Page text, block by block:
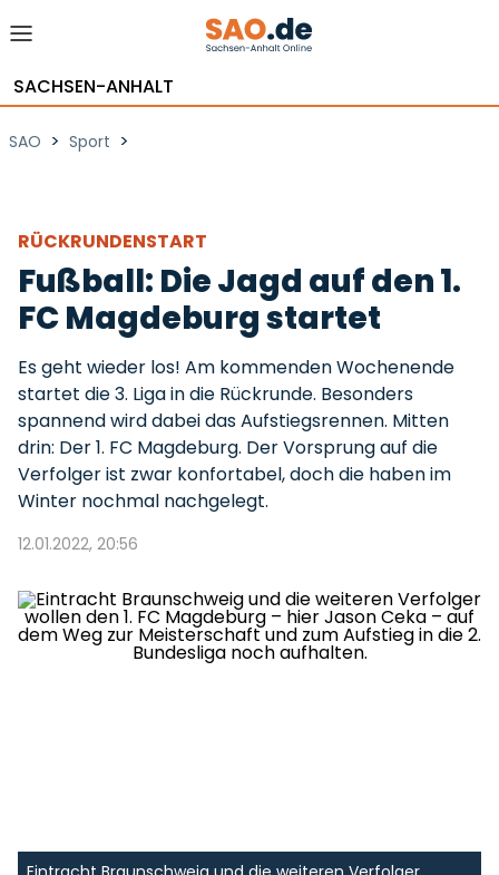
SACHSEN-ANHALT
SAO > Sport >
RÜCKRUNDENSTART
Fußball: Die Jagd auf den 1.
FC Magdeburg startet
Es geht wieder los! Am kommenden Wochenende
startet die 3. Liga in die Rückrunde. Besonders
spannend wird dabei das Aufstiegsrennen. Mitten
drin: Der 1. FC Magdeburg. Der Vorsprung auf die
Verfolger ist zwar konfortabel, doch die haben im
Winter nochmal nachgelegt.
12.01.2022, 20:56